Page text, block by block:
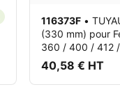
116373F •
(330 mm) pour
360 / 400 / 412
40,58 € HT